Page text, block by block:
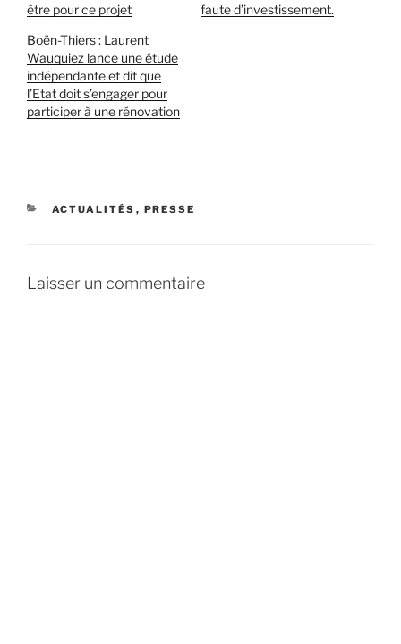
être pour ce projet
faute d’investissement.
Boën-Thiers : Laurent
Wauquiez lance une étude
indépendante et dit que
l’Etat doit s’engager pour
participer à une rénovation
CATÉGORIES
ACTUALITÉS , PRESSE
Laisser un commentaire